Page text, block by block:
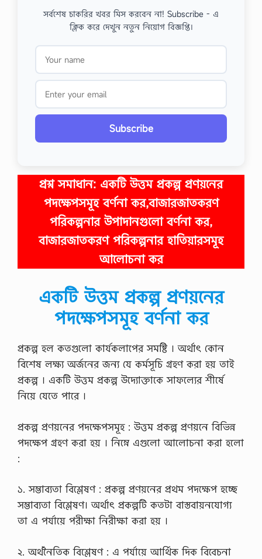
সর্বশেষ চাকরির খবর মিস করবেন না! Subscribe - এ
ক্লিক করে দেখুন নতুন নিয়োগ বিজ্ঞপ্তি।
Subscribe
প্রশ্ন সমাধান: একটি উত্তম প্রকল্প প্রণয়নের
পদক্ষেপসমূহ বর্ণনা কর,বাজারজাতকরণ
পরিকল্পনার উপাদানগুলো বর্ণনা কর,
বাজারজাতকরণ পরিকল্পনার হাতিয়ারসমূহ
আলোচনা কর
একটি উত্তম প্রকল্প প্রণয়নের
পদক্ষেপসমূহ বর্ণনা কর
প্রকল্প হল কতগুলো কার্যকলাপের সমষ্টি । অর্থাৎ কোন
বিশেষ লক্ষ্য অর্জনের জন্য যে কর্মসূচি গ্রহণ করা হয় তাই
প্রকল্প । একটি উত্তম প্রকল্প উদ্যোক্তাকে সাফল্যের শীর্ষে
নিয়ে যেতে পারে ।
প্রকল্প প্রণয়নের পদক্ষেপসমূহ : উত্তম প্রকল্প প্রণয়নে বিভিন্ন
পদক্ষেপ গ্রহণ করা হয় । নিম্নে এগুলো আলোচনা করা হলো
:
১. সম্ভাব্যতা বিশ্লেষণ : প্রকল্প প্রণয়নের প্রথম পদক্ষেপ হচ্ছে
সম্ভাব্যতা বিশ্লেষণ। অর্থাৎ প্রকল্পটি কতটা বাস্তবায়নযোগ্য
তা এ পর্যায়ে পরীক্ষা নিরীক্ষা করা হয় ।
২. অর্থনৈতিক বিশ্লেষণ : এ পর্যায়ে আর্থিক দিক বিবেচনা